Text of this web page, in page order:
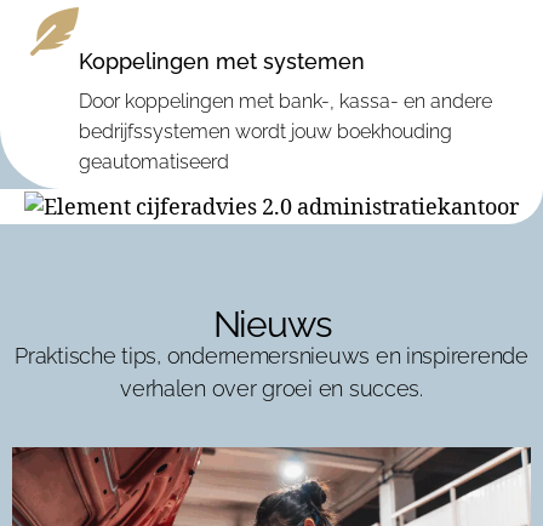
Koppelingen met systemen
Door koppelingen met bank-, kassa- en andere
bedrijfssystemen wordt jouw boekhouding
geautomatiseerd
Nieuws
Praktische tips, ondernemersnieuws en inspirerende
verhalen over groei en succes.